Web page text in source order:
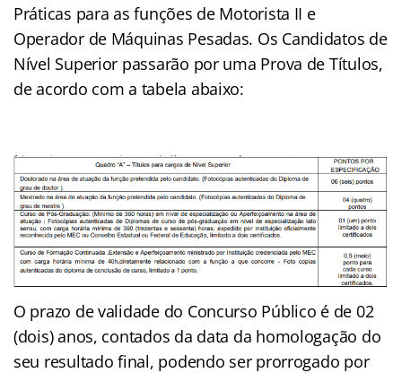
Práticas para as funções de Motorista II e
Operador de Máquinas Pesadas. Os Candidatos de
Nível Superior passarão por uma Prova de Títulos,
de acordo com a tabela abaixo:
O prazo de validade do Concurso Público é de 02
(dois) anos, contados da data da homologação do
seu resultado final, podendo ser prorrogado por